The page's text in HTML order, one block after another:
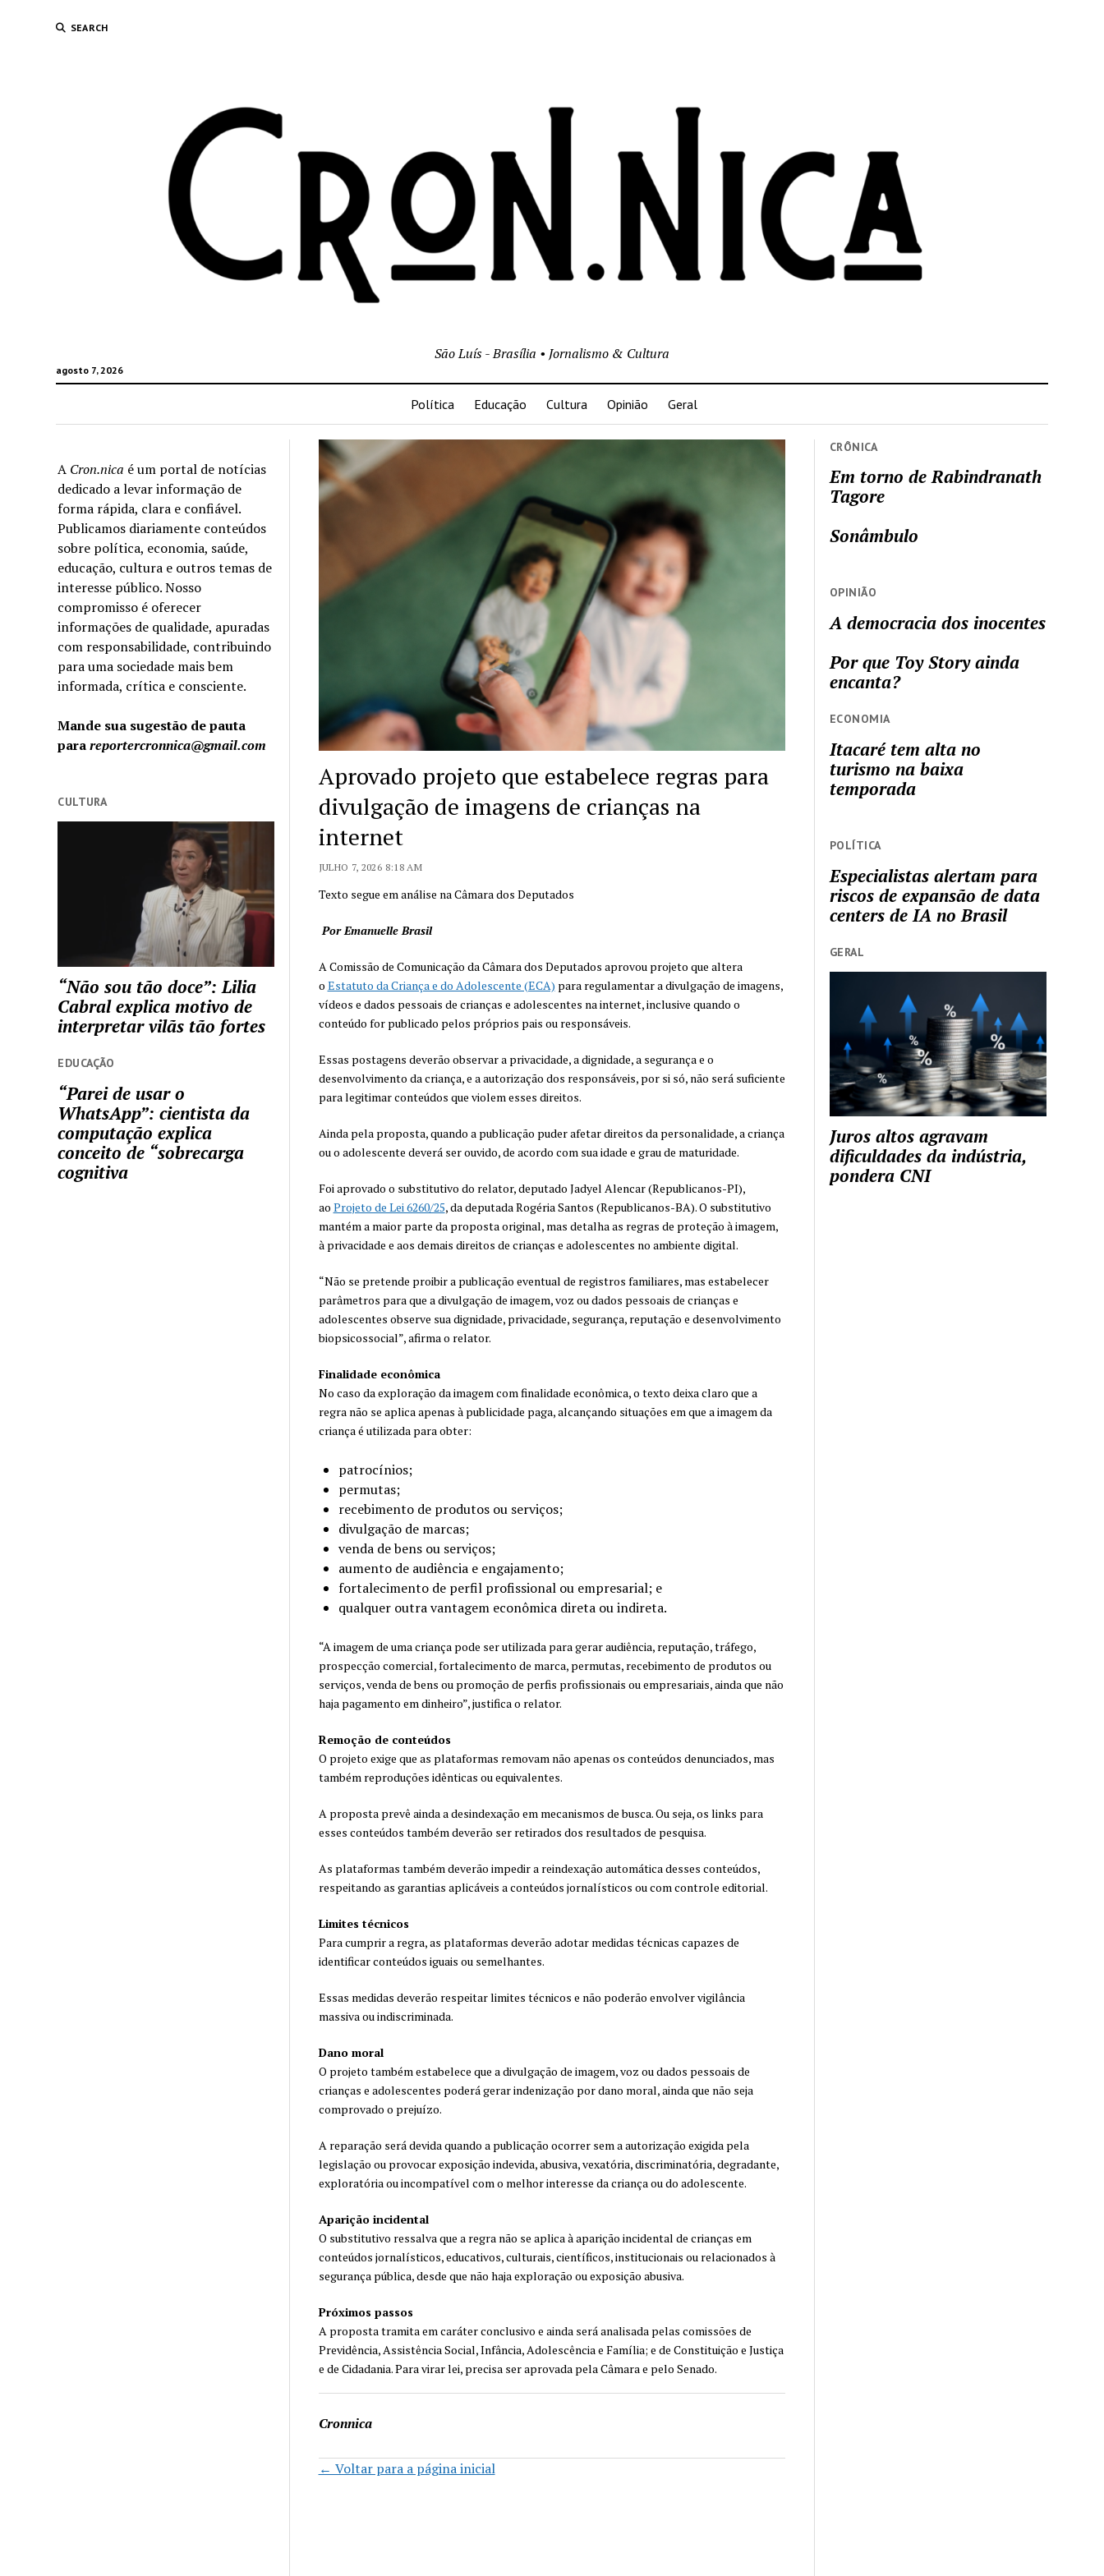
SEARCH
agosto 7, 2026
São Luís - Brasília • Jornalismo & Cultura
Política Educação Cultura Opinião Geral
A Cron.nica é um portal de notícias
dedicado a levar informação de
forma rápida, clara e confiável.
Publicamos diariamente conteúdos
sobre política, economia, saúde,
educação, cultura e outros temas de
interesse público. Nosso
compromisso é oferecer
informações de qualidade, apuradas
com responsabilidade, contribuindo
para uma sociedade mais bem
informada, crítica e consciente.
Mande sua sugestão de pauta
parareportercronnica@gmail.com
CULTURA
“Não sou tão doce”: Lilia
Cabral explica motivo de
interpretar vilãs tão fortes
EDUCAÇÃO
“Parei de usar o
WhatsApp”: cientista da
computação explica
conceito de “sobrecarga
cognitiva
Aprovado projeto que estabelece regras para
divulgação de imagens de crianças na
internet
JULHO 7, 2026 8:18 AM
Texto segue em análise na Câmara dos Deputados
Por Emanuelle Brasil
A Comissão de Comunicação da Câmara dos Deputados aprovou projeto que altera
o Estatuto da Criança e do Adolescente (ECA) para regulamentar a divulgação de imagens,
vídeos e dados pessoais de crianças e adolescentes na internet, inclusive quando o
conteúdo for publicado pelos próprios pais ou responsáveis.
Essas postagens deverão observar a privacidade, a dignidade, a segurança e o
desenvolvimento da criança, e a autorização dos responsáveis, por si só, não será suficiente
para legitimar conteúdos que violem esses direitos.
Ainda pela proposta, quando a publicação puder afetar direitos da personalidade, a criança
ou o adolescente deverá ser ouvido, de acordo com sua idade e grau de maturidade.
Foi aprovado o substitutivo do relator, deputado Jadyel Alencar (Republicanos-PI),
ao Projeto de Lei 6260/25, da deputada Rogéria Santos (Republicanos-BA). O substitutivo
mantém a maior parte da proposta original, mas detalha as regras de proteção à imagem,
à privacidade e aos demais direitos de crianças e adolescentes no ambiente digital.
“Não se pretende proibir a publicação eventual de registros familiares, mas estabelecer
parâmetros para que a divulgação de imagem, voz ou dados pessoais de crianças e
adolescentes observe sua dignidade, privacidade, segurança, reputação e desenvolvimento
biopsicossocial”, afirma o relator.
Finalidade econômica
No caso da exploração da imagem com finalidade econômica, o texto deixa claro que a
regra não se aplica apenas à publicidade paga, alcançando situações em que a imagem da
criança é utilizada para obter:
patrocínios;
permutas;
recebimento de produtos ou serviços;
divulgação de marcas;
venda de bens ou serviços;
aumento de audiência e engajamento;
fortalecimento de perfil profissional ou empresarial; e
qualquer outra vantagem econômica direta ou indireta.
“A imagem de uma criança pode ser utilizada para gerar audiência, reputação, tráfego,
prospecção comercial, fortalecimento de marca, permutas, recebimento de produtos ou
serviços, venda de bens ou promoção de perfis profissionais ou empresariais, ainda que não
haja pagamento em dinheiro”, justifica o relator.
Remoção de conteúdos
O projeto exige que as plataformas removam não apenas os conteúdos denunciados, mas
também reproduções idênticas ou equivalentes.
A proposta prevê ainda a desindexação em mecanismos de busca. Ou seja, os links para
esses conteúdos também deverão ser retirados dos resultados de pesquisa.
As plataformas também deverão impedir a reindexação automática desses conteúdos,
respeitando as garantias aplicáveis a conteúdos jornalísticos ou com controle editorial.
Limites técnicos
Para cumprir a regra, as plataformas deverão adotar medidas técnicas capazes de
identificar conteúdos iguais ou semelhantes.
Essas medidas deverão respeitar limites técnicos e não poderão envolver vigilância
massiva ou indiscriminada.
Dano moral
O projeto também estabelece que a divulgação de imagem, voz ou dados pessoais de
crianças e adolescentes poderá gerar indenização por dano moral, ainda que não seja
comprovado o prejuízo.
A reparação será devida quando a publicação ocorrer sem a autorização exigida pela
legislação ou provocar exposição indevida, abusiva, vexatória, discriminatória, degradante,
exploratória ou incompatível com o melhor interesse da criança ou do adolescente.
Aparição incidental
O substitutivo ressalva que a regra não se aplica à aparição incidental de crianças em
conteúdos jornalísticos, educativos, culturais, científicos, institucionais ou relacionados à
segurança pública, desde que não haja exploração ou exposição abusiva.
Próximos passos
A proposta tramita em caráter conclusivo e ainda será analisada pelas comissões de
Previdência, Assistência Social, Infância, Adolescência e Família; e de Constituição e Justiça
e de Cidadania. Para virar lei, precisa ser aprovada pela Câmara e pelo Senado.
Cronnica
← Voltar para a página inicial
CRÔNICA
Em torno de Rabindranath
Tagore
Sonâmbulo
OPINIÃO
A democracia dos inocentes
Por que Toy Story ainda
encanta?
ECONOMIA
Itacaré tem alta no
turismo na baixa
temporada
POLÍTICA
Especialistas alertam para
riscos de expansão de data
centers de IA no Brasil
GERAL
Juros altos agravam
dificuldades da indústria,
pondera CNI